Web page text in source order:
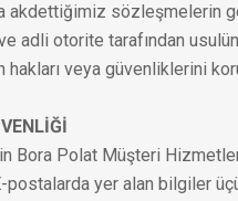
akdettiğimiz sözleşmelerin
adli otorite tarafından
hakları veya güvenliklerini
Bora Polat Müşteri
postalarda yer alan bilgiler